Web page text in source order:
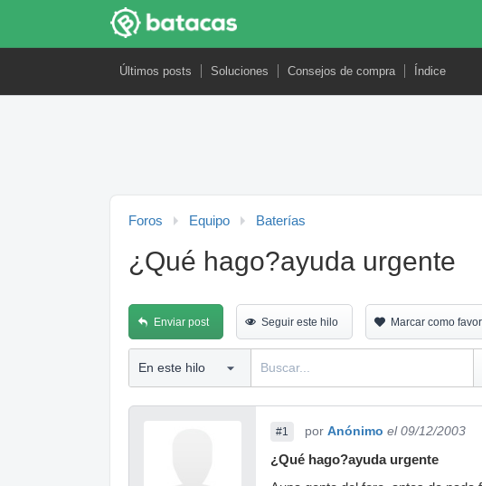
Últimos posts Soluciones Consejos de compra Índice
Foros Equipo Baterías
¿Qué hago?ayuda urgente
Enviar post Seguir este hilo Marcar como
#1 por Anónimo el 09/12/2003
¿Qué hago?ayuda urgente